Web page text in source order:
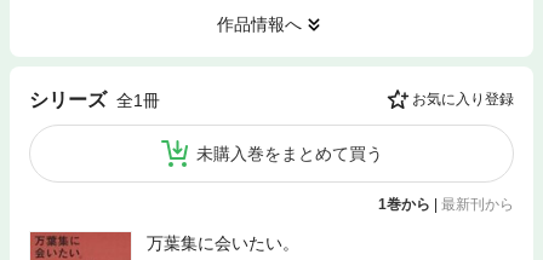
作品情報へ
シリーズ 全1冊 お気に入り登録
未購入巻をまとめて買う
1巻から | 最新刊から
万葉集に会いたい。